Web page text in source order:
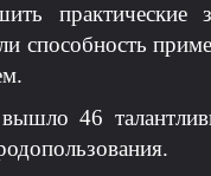
способность
46